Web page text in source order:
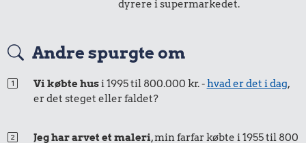
20 kr.
dyrere i supermarkedet.
Andre spurgte om
Vi købte husi 1995 til 800.000 kr. -hvad er det i dag,
er det steget eller faldet?
Jeg har arvet et maleri, min farfar købte i 1955 til 800